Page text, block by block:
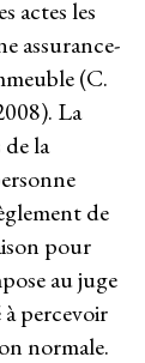
actes les
assurance-
(C.
La
la
de
pour
au juge
à percevoir
normale.